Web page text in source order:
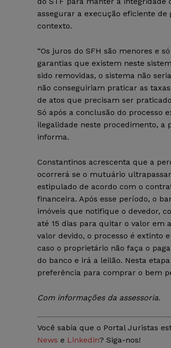
assegurar a execução eficiente de
contexto.
“Os juros do SFH são menores e
garantias que existem neste
sido removidas, o sistema não
não conseguiriam praticar as
de atos que precisam ser
Só após a conclusão do processo
ilegalidade neste procedimento, a
informa.
Constantinos acrescenta que a
ocorrerá se o mutuário
estipulado de acordo com o
financeira. Após esse período, o
imóveis que notifique o devedor,
até 15 dias para quitar o valor em
valor devido, o processo é extinto
caso o proprietário não faça o
do banco e irá a leilão. Nesta
preferência para comprar o bem
Com informações da assessoria.
Você sabia que o Portal Juristas
News e Linkedin? Siga-nos!